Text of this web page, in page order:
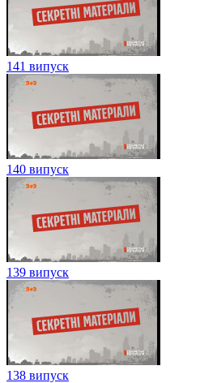
141 випуск
140 випуск
139 випуск
138 випуск